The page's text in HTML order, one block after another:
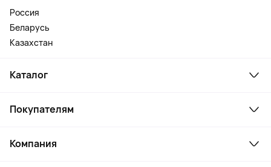
Россия
Беларусь
Казахстан
Каталог
Ноутбуки, мониторы, VR
Косметика и уход
Покупателям
Как заказать
Компания